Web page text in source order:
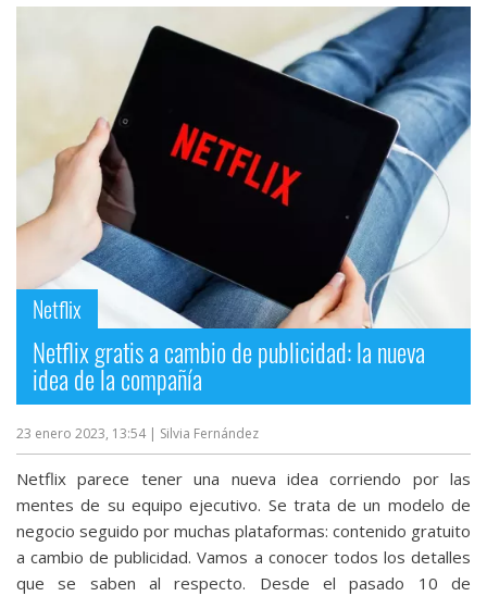
Netflix
Netflix gratis a cambio de publicidad: la nueva
idea de la compañía
23 enero 2023, 13:54 | Silvia Fernández
Netflix parece tener una nueva idea corriendo por las
mentes de su equipo ejecutivo. Se trata de un modelo de
negocio seguido por muchas plataformas: contenido gratuito
a cambio de publicidad. Vamos a conocer todos los detalles
que se saben al respecto. Desde el pasado 10 de